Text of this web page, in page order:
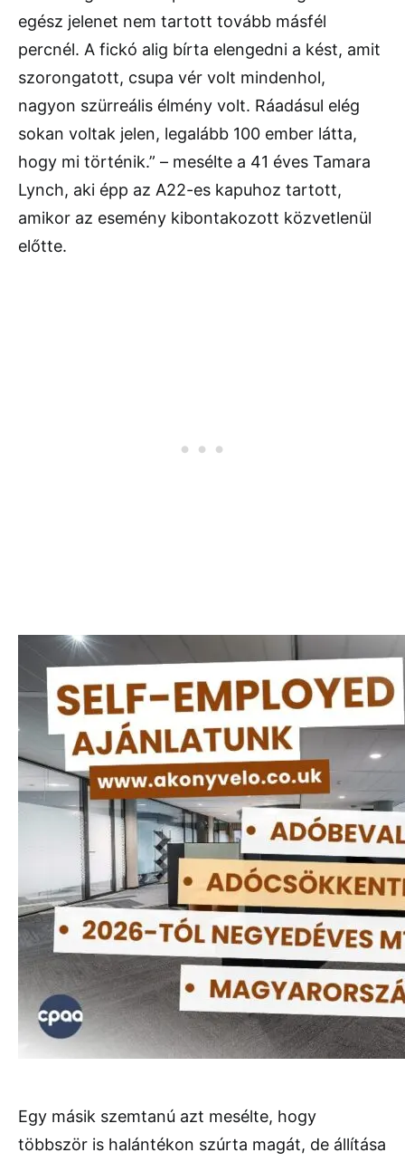
egész jelenet nem tartott tovább másfél
percnél. A fickó alig bírta elengedni a kést, amit
szorongatott, csupa vér volt mindenhol,
nagyon szürreális élmény volt. Ráadásul elég
sokan voltak jelen, legalább 100 ember látta,
hogy mi történik.” – mesélte a 41 éves Tamara
Lynch, aki épp az A22-es kapuhoz tartott,
amikor az esemény kibontakozott közvetlenül
előtte.
Egy másik szemtanú azt mesélte, hogy
többször is halántékon szúrta magát, de állítása